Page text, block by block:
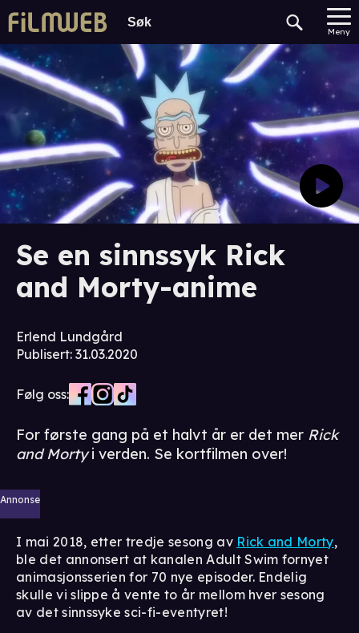
Meny
Se en sinnssyk Rick
and Morty-anime
Erlend Lundgård
Publisert: 31.03.2020
Følg oss:
For første gang på et halvt år er det mer Rick
and Mortyi verden. Se kortfilmen over!
Annonse
I mai 2018, etter tredje sesong av Rick and Morty,
ble det annonsert at kanalen Adult Swim fornyet
animasjonsserien for 70 nye episoder. Endelig
skulle vi slippe å vente to år mellom hver sesong
av det sinnssyke sci-fi-eventyret!